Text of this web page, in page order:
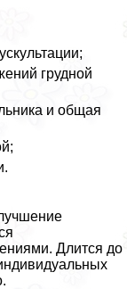
грудной
и общая
Длится до